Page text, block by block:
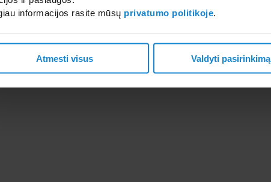
informacijos rasite mūsų privatumo politikoje.
Atmesti visus Valdyti pasirinkimą